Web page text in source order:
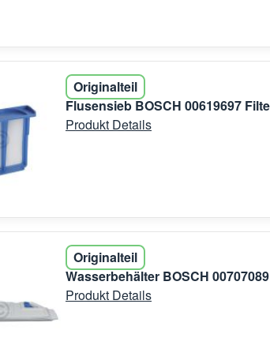
Originalteil
Flusensieb BOSCH 00619697
Produkt Details
Originalteil
Wasserbehälter BOSCH
Produkt Details